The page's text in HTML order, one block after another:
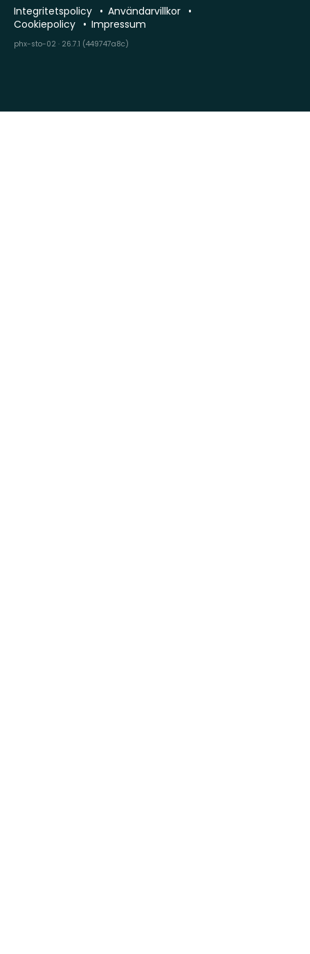
Integritetspolicy
Användarvillkor
Cookiepolicy
Impressum
phx-sto-02 · 26.7.1 (449747a8c)